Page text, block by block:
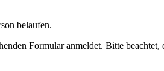
belaufen.
Formular anmeldet. Bitte